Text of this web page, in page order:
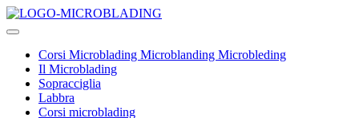
Skip
to
Microbleding
Tecniche
insegnamenti
base
Corsi Microblading Microblanding Microbleding
Il Microblading
Sopracciglia
Labbra
Corsi microblading